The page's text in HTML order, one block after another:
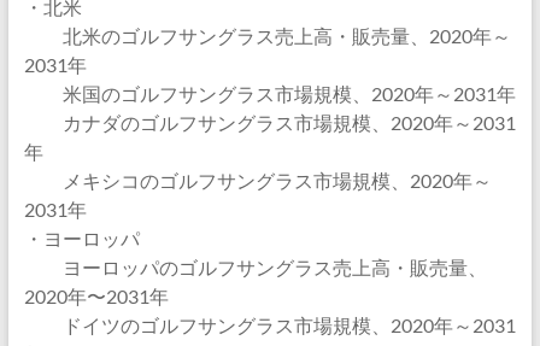
・北米
北米のゴルフサングラス売上高・販売量、2020年～
2031年
米国のゴルフサングラス市場規模、2020年～2031年
カナダのゴルフサングラス市場規模、2020年～2031
年
メキシコのゴルフサングラス市場規模、2020年～
2031年
・ヨーロッパ
ヨーロッパのゴルフサングラス売上高・販売量、
2020年〜2031年
ドイツのゴルフサングラス市場規模、2020年～2031